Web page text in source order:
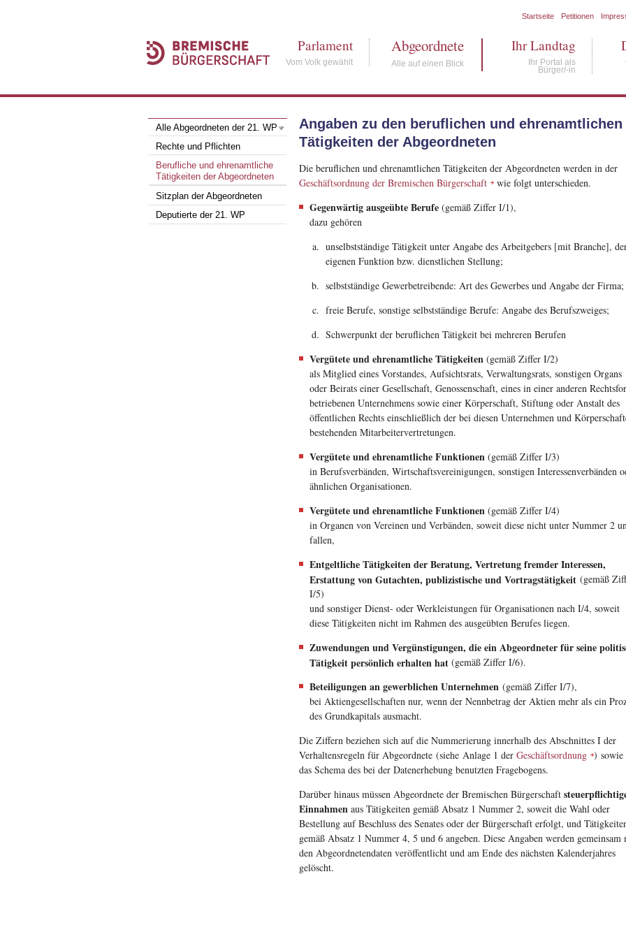
Startseite Petitionen
Parlament
Vom Volk gewählt
Abgeordnete
Alle auf einen Blick
Ihr Landtag
Ihr Portal als
Bürger/-in
Alle Abgeordneten der 21. WP
Rechte und Pflichten
Berufliche und ehrenamtliche
Tätigkeiten der Abgeordneten
Sitzplan der Abgeordneten
Deputierte der 21. WP
Angaben zu den beruflichen und ehrenamtlichen
Tätigkeiten der Abgeordneten
Die beruflichen und ehrenamtlichen Tätigkeiten der Abgeordneten werden in der
Geschäftsordnung der Bremischen Bürgerschaft
wie folgt unterschieden.
Gegenwärtig ausgeübte Berufe (gemäß Ziffer I/1),
dazu gehören
unselbstständige Tätigkeit unter Angabe des Arbeitgebers [mit Branche],
eigenen Funktion bzw. dienstlichen Stellung;
selbstständige Gewerbetreibende: Art des Gewerbes und Angabe der Firma;
freie Berufe, sonstige selbstständige Berufe: Angabe des Berufszweiges;
Schwerpunkt der beruflichen Tätigkeit bei mehreren Berufen
Vergütete und ehrenamtliche Tätigkeiten (gemäß Ziffer I/2)
als Mitglied eines Vorstandes, Aufsichtsrats, Verwaltungsrats, sonstigen Organs
oder Beirats einer Gesellschaft, Genossenschaft, eines in einer anderen
betriebenen Unternehmens sowie einer Körperschaft, Stiftung oder Anstalt des
öffentlichen Rechts einschließlich der bei diesen Unternehmen und
bestehenden Mitarbeitervertretungen.
Vergütete und ehrenamtliche Funktionen (gemäß Ziffer I/3)
in Berufsverbänden, Wirtschaftsvereinigungen, sonstigen Interessenverbänden
ähnlichen Organisationen.
Vergütete und ehrenamtliche Funktionen (gemäß Ziffer I/4)
in Organen von Vereinen und Verbänden, soweit diese nicht unter Nummer 2
fallen,
Entgeltliche Tätigkeiten der Beratung, Vertretung fremder Interessen,
Erstattung von Gutachten, publizistische und Vortragstätigkeit (gemäß
I/5)
und sonstiger Dienst- oder Werkleistungen für Organisationen nach I/4, soweit
diese Tätigkeiten nicht im Rahmen des ausgeübten Berufes liegen.
Zuwendungen und Vergünstigungen, die ein Abgeordneter für seine
Tätigkeit persönlich erhalten hat (gemäß Ziffer I/6).
Beteiligungen an gewerblichen Unternehmen(gemäß Ziffer I/7),
bei Aktiengesellschaften nur, wenn der Nennbetrag der Aktien mehr als ein
des Grundkapitals ausmacht.
Die Ziffern beziehen sich auf die Nummerierung innerhalb des Abschnittes I der
Verhaltensregeln für Abgeordnete (siehe Anlage 1 derGeschäftsordnung ) sowie
das Schema des bei der Datenerhebung benutzten Fragebogens.
Darüber hinaus müssen Abgeordnete der Bremischen Bürgerschaft
Einnahmenaus Tätigkeiten gemäß Absatz 1 Nummer 2, soweit die Wahl oder
Bestellung auf Beschluss des Senates oder der Bürgerschaft erfolgt, und
gemäß Absatz 1 Nummer 4, 5 und 6 angeben. Diese Angaben werden gemeinsam
den Abgeordnetendaten veröffentlicht und am Ende des nächsten Kalenderjahres
gelöscht.